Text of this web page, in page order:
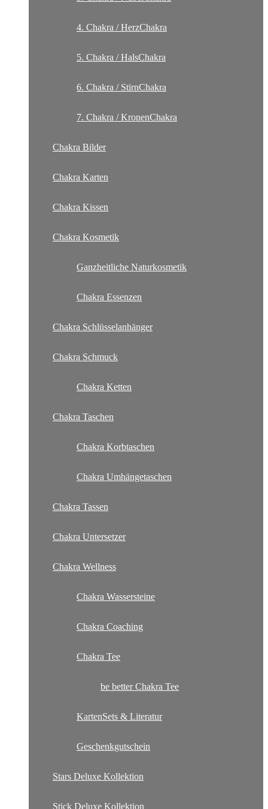
4. Chakra / HerzChakra
5. Chakra / HalsChakra
6. Chakra / StirnChakra
7. Chakra / KronenChakra
Chakra Bilder
Chakra Karten
Chakra Kissen
Chakra Kosmetik
Ganzheitliche Naturkosmetik
Chakra Essenzen
Chakra Schlüsselanhänger
Chakra Schmuck
Chakra Ketten
Chakra Taschen
Chakra Korbtaschen
Chakra Umhängetaschen
Chakra Tassen
Chakra Untersetzer
Chakra Wellness
Chakra Wassersteine
Chakra Coaching
Chakra Tee
be better Chakra Tee
KartenSets & Literatur
Geschenkgutschein
Stars Deluxe Kollektion
Stick Deluxe Kollektion